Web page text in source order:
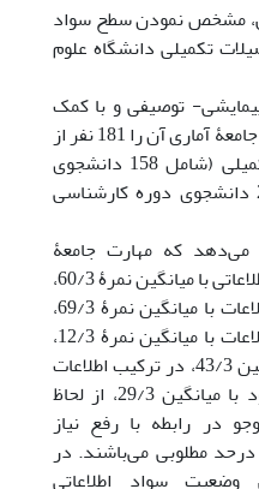
مشخص نمودن سطح سواد
تکمیلی دانشگاه علوم
توصیفی و با کمک
پرسشنامه انجام گرفته است و جامعۀ آماری آن را 181 نفر از
دانشجویان دوره تحصیلات تکمیلی (شامل 158 دانشجوی
دوره دستیاری تخصصی و 23 دانشجوی دوره کارشناسی
می‌دهد که مهارت جامعۀ
پژوهش در درک درست نیاز اطلاعاتی با میانگین نمرۀ 60/3،
در راهبردهای جست‌وجوی اطلاعات با میانگین نمرۀ 69/3،
در مکان‌یابی و دستیابی به اطلاعات با میانگین نمرۀ 12/3،
در استفاده از اطلاعات با میانگین 43/3، در ترکیب اطلاعات
جدید با دانسته‌های قبلی خود با میانگین 29/3، از لحاظ
در رابطه با رفع نیاز
با میانگین 09/3 در‌حد مطلوبی می‌باشند. در
سواد اطلاعاتی